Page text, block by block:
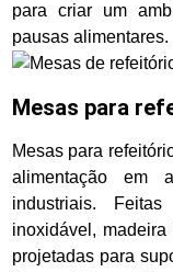
para criar um
pausas alimentares.
Mesas para
Mesas para
alimentação em
industriais.
inoxidável,
projetadas para